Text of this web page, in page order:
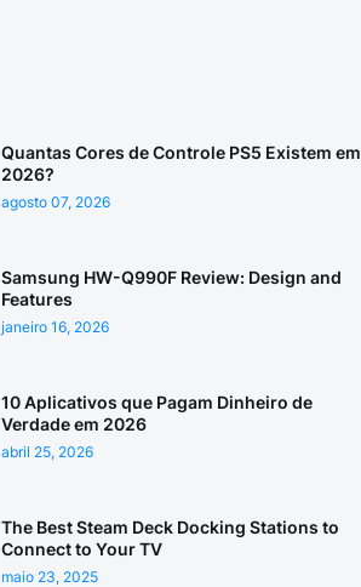
Quantas Cores de Controle PS5 Existem em
2026?
agosto 07, 2026
Samsung HW-Q990F Review: Design and
Features
janeiro 16, 2026
10 Aplicativos que Pagam Dinheiro de
Verdade em 2026
abril 25, 2026
The Best Steam Deck Docking Stations to
Connect to Your TV
maio 23, 2025